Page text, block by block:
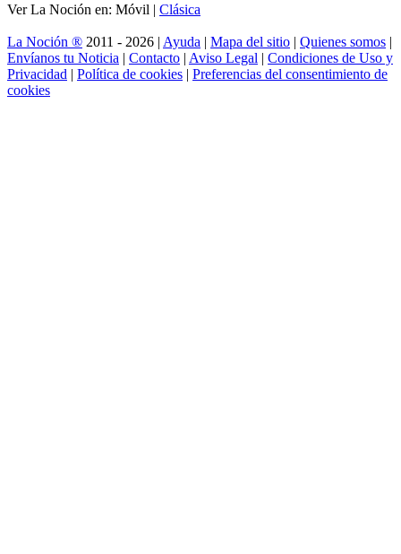
Ver La Noción en: Móvil | Clásica
La Noción ® 2011 - 2026 | Ayuda | Mapa del sitio | Quienes somos |
Envíanos tu Noticia | Contacto | Aviso Legal | Condiciones de Uso y
Privacidad | Política de cookies | Preferencias del consentimiento de
cookies